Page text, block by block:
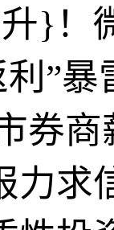
}！
”
券商
力求